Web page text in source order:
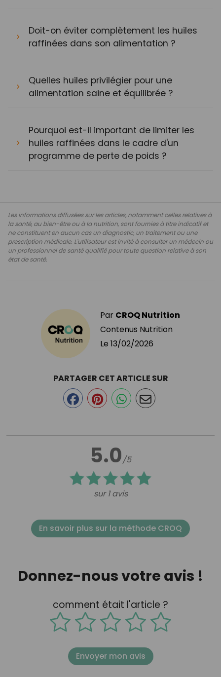
Doit-on éviter complètement les huiles
raffinées dans son alimentation ?
Quelles huiles privilégier pour une
alimentation saine et équilibrée ?
Pourquoi est-il important de limiter les
huiles raffinées dans le cadre d'un
programme de perte de poids ?
Les informations diffusées sur les articles, notamment celles relatives à
la santé, au bien-être ou à la nutrition, sont fournies à titre indicatif et
ne constituent en aucun cas un diagnostic, un traitement ou une
prescription médicale. L'utilisateur est invité à consulter un médecin ou
un professionnel de santé qualifié pour toute question relative à son
état de santé.
Par CROQ Nutrition
Contenus Nutrition
Le 13/02/2026
5.0/5
sur 1 avis
PARTAGER CET ARTICLE SUR
En savoir plus sur la méthode CROQ
Donnez-nous votre avis !
comment était l'article ?
Envoyer mon avis